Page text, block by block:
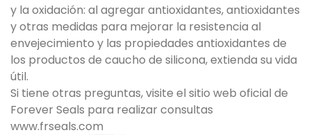
y la oxidación: al agregar antioxidantes, antioxidantes
y otras medidas para mejorar la resistencia al
envejecimiento y las propiedades antioxidantes de
los productos de caucho de silicona, extienda su vida
útil.
Si tiene otras preguntas, visite el sitio web oficial de
Forever Seals para realizar consultas
www.frseals.com